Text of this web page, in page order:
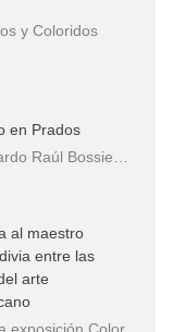
africanas?
y Coloridos
en Prados
Raúl Bossie…
al maestro
entre las
arte
exposición Color